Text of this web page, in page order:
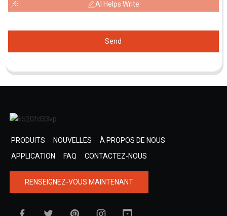
AI Helps Write
Send
PRODUITS NOUVELLES
À PROPOS DE NOUS
APPLICATION
FAQ CONTACTEZ-NOUS
RENSEIGNEZ-VOUS MAINTENANT